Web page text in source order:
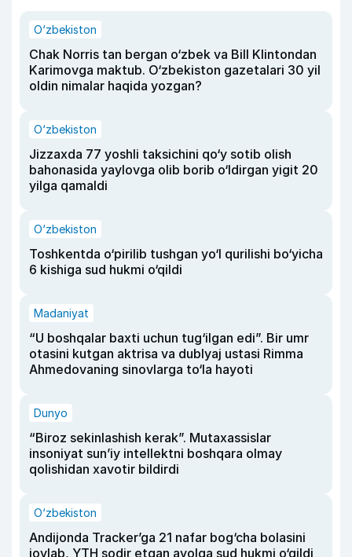
O‘zbekiston
Chak Norris tan bergan o‘zbek va Bill Klintondan
Karimovga maktub. O‘zbekiston gazetalari 30 yil
oldin nimalar haqida yozgan?
O‘zbekiston
Jizzaxda 77 yoshli taksichini qo‘y sotib olish
bahonasida yaylovga olib borib o‘ldirgan yigit 20
yilga qamaldi
O‘zbekiston
Toshkentda o‘pirilib tushgan yo‘l qurilishi bo‘yicha
6 kishiga sud hukmi o‘qildi
Madaniyat
“U boshqalar baxti uchun tug‘ilgan edi”. Bir umr
otasini kutgan aktrisa va dublyaj ustasi Rimma
Ahmedovaning sinovlarga to‘la hayoti
Dunyo
“Biroz sekinlashish kerak”. Mutaxassislar
insoniyat sun’iy intellektni boshqara olmay
qolishidan xavotir bildirdi
O‘zbekiston
Andijonda Tracker’ga 21 nafar bog‘cha bolasini
joylab, YTH sodir etgan ayolga sud hukmi o‘qildi